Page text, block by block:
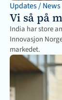
Updates / News
Vi så på
India har store
Innovasjon
markedet.